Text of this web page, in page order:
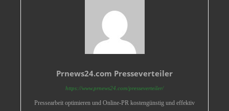
Prnews24.com Presseverteiler
https://www.prnews24.com/presseverteiler/
Pressearbeit optimieren und Online-PR kostengünstig und effektiv